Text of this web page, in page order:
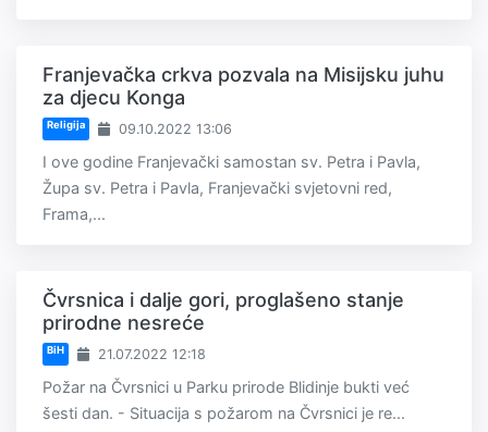
Franjevačka crkva pozvala na Misijsku juhu
za djecu Konga
Religija 09.10.2022 13:06
I ove godine Franjevački samostan sv. Petra i Pavla,
Župa sv. Petra i Pavla, Franjevački svjetovni red,
Frama,...
Čvrsnica i dalje gori, proglašeno stanje
prirodne nesreće
BiH 21.07.2022 12:18
Požar na Čvrsnici u Parku prirode Blidinje bukti već
šesti dan. - Situacija s požarom na Čvrsnici je re...